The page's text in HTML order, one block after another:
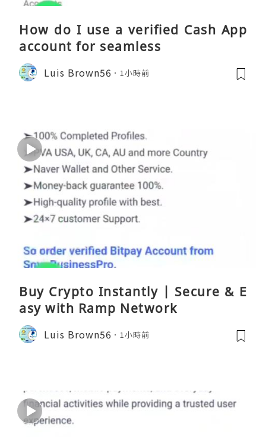
How do I use a verified Cash App
account for seamless
Luis Brown56 1小時前
Buy Crypto Instantly | Secure & E
asy with Ramp Network
Luis Brown56 1小時前